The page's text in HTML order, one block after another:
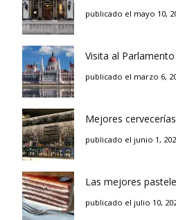
publicado el mayo 10,
Visita al
publicado el marzo 6,
Mejores
publicado el junio 1,
Las mejores
publicado el julio 10,